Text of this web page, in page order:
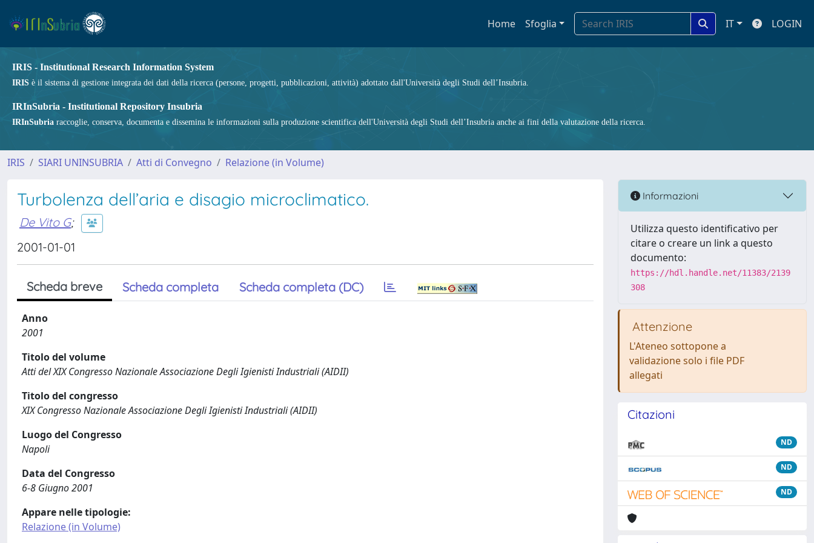
Home Sfoglia IT LOGIN
IRIS - Institutional Research Information System
IRIS è il sistema di gestione integrata dei dati della ricerca (persone, progetti, pubblicazioni, attività) adottato dall'Università degli Studi dell’Insubria.
IRInSubria - Institutional Repository Insubria
IRInSubria raccoglie, conserva, documenta e dissemina le informazioni sulla produzione scientifica dell'Università degli Studi dell’Insubria anche ai fini della valutazione della ricerca.
IRIS SIARI UNINSUBRIA Atti di Convegno Relazione (in Volume)
Turbolenza dell’aria e disagio microclimatico.
De Vito G;
2001-01-01
Scheda breve Scheda completa Scheda completa (DC)
Anno
2001
Titolo del volume
Atti del XIX Congresso Nazionale Associazione Degli Igienisti Industriali (AIDII)
Titolo del congresso
XIX Congresso Nazionale Associazione Degli Igienisti Industriali (AIDII)
Luogo del Congresso
Napoli
Data del Congresso
6-8 Giugno 2001
Appare nelle tipologie:
Relazione (in Volume)
Informazioni
Utilizza questo identificativo per
citare o creare un link a questo
documento:
https://hdl.handle.net/11383/2139
308
Attenzione
L'Ateneo sottopone a
validazione solo i file PDF
allegati
Citazioni
ND
ND
ND